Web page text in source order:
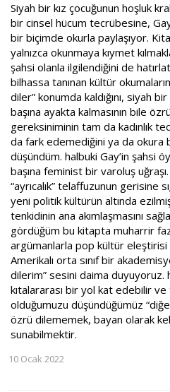
Siyah bir kız çocuğunun hoşluk
bir cinsel hücum tecrübesine,
bir biçimde okurla paylaşıyor.
yalnızca okunmaya kıymet
şahsi olanla ilgilendiğini de
bilhassa tanınan kültür
diler” konumda kaldığını, siyah
başına ayakta kalmasının bile
gereksiniminin tam da kadınlık
da fark edemediğini ya da okura
düşündüm. halbuki Gay’in şahsi
başına feminist bir varoluş
“ayrıcalık” telaffuzunun gerisine
yeni politik kültürün altında
tenkidinin ana akımlaşmasını
gördüğüm bu kitapta muharrir
argümanlarla pop kültür eleştirisi
Amerikalı orta sınıf bir
dilerim” sesini daima duyuyoruz.
kıtalararası bir yol kat edebilir ve
olduğumuzu düşündüğümüz
özrü dilememek, bayan olarak
sunabilmektir.
10 Ocak 2022